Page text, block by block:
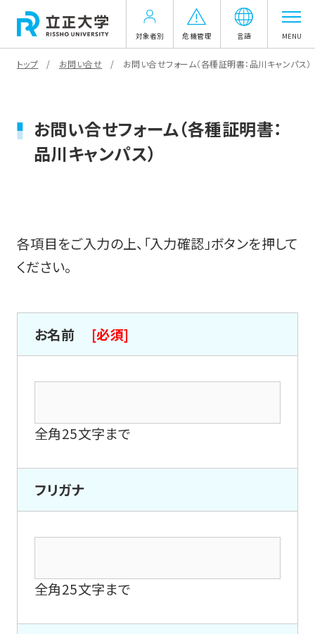
対象者別 危機管理 言語 MENU
トップ お問い合せ お問い合せフォーム（各種証明書：品川キャンパス）
お問い合せフォーム（各種証明書：
品川キャンパス）
各項目をご入力の上、「入力確認」ボタンを押して
ください。
お名前 [必須]
全角25文字まで
フリガナ
全角25文字まで